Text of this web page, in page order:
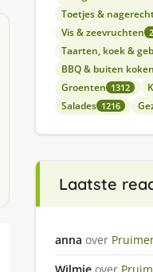
Toetjes &
Vis & zeevruchten
Taarten, koek &
BBQ & buiten koken
Groenten 1312
Salades 1216
Laatste
anna over